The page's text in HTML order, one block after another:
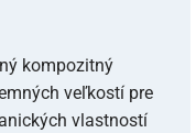
kompozitný
veľkostí pre
vlastností